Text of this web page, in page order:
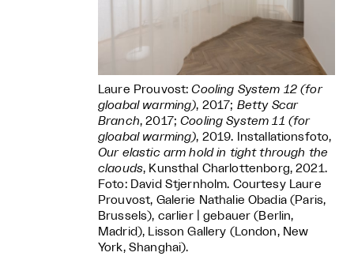
Laure Prouvost:Cooling System 12 (for
gloabal warming), 2017; Betty Scar
Branch, 2017;Cooling System 11 (for
gloabal warming), 2019. Installationsfoto,
Our elastic arm hold in tight through the
claouds, Kunsthal Charlottenborg, 2021.
Foto: David Stjernholm. Courtesy Laure
Prouvost, Galerie Nathalie Obadia (Paris,
Brussels), carlier | gebauer (Berlin,
Madrid), Lisson Gallery (London, New
York, Shanghai).